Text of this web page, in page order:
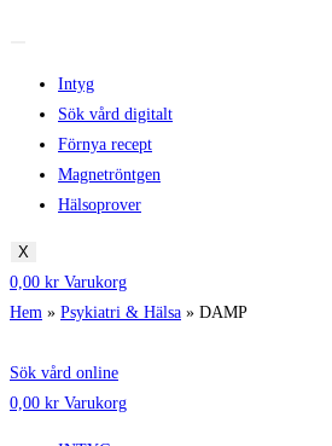
Intyg
Sök vård digitalt
Förnya recept
Magnetröntgen
Hälsoprover
X
0,00 kr Varukorg
Hem » Psykiatri & Hälsa » DAMP
Sök vård online
0,00 kr Varukorg